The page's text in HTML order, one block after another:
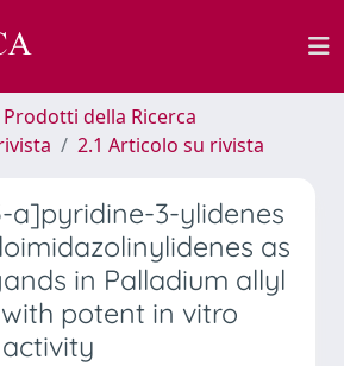
della Ricerca
2.1 Articolo su rivista
a]pyridine-3-ylidenes
as
in Palladium allyl
potent in vitro